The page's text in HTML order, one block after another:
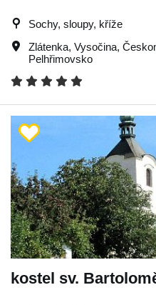
Sochy, sloupy, kříže
Zlátenka, Vysočina,
Pelhřimovsko
kostel sv.